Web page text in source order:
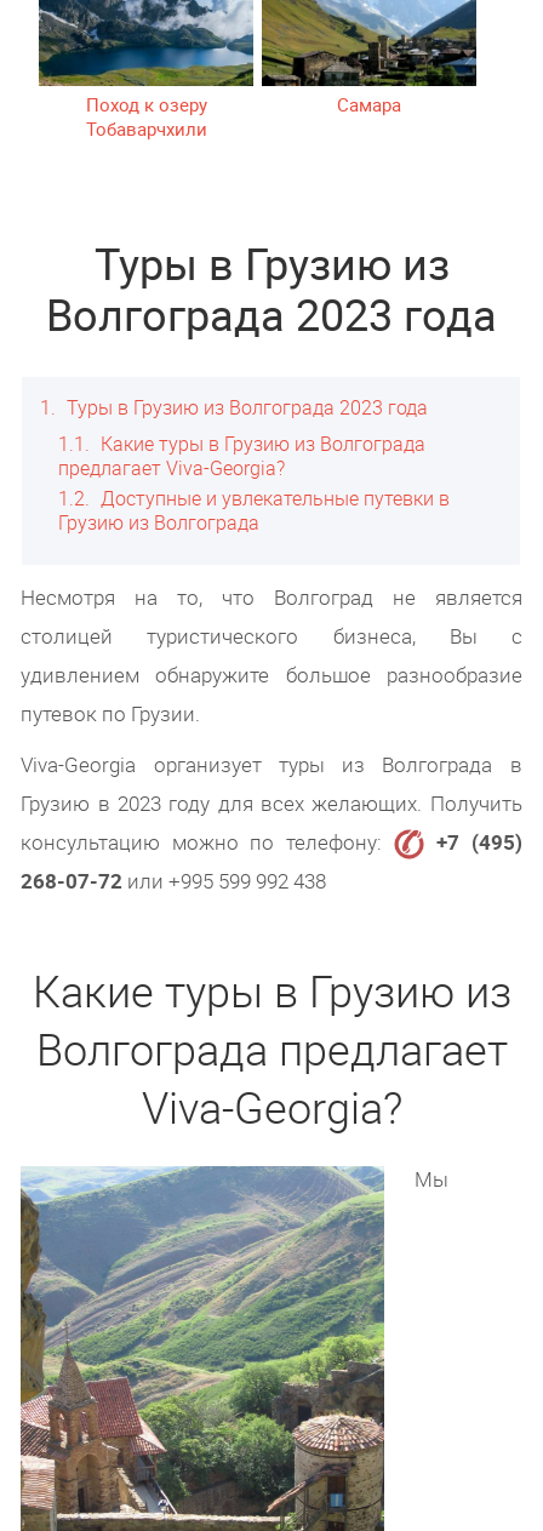
Поход к озеру
Тобаварчхили
Самара
Туры в Грузию из
Волгограда 2023 года
1
Туры в Грузию из Волгограда 2023 года
1.1
Какие туры в Грузию из Волгограда
предлагает Viva-Georgia?
1.2 Доступные и увлекательные путевки в
Грузию из Волгограда
Несмотря на то, что Волгоград не является
столицей туристического бизнеса, Вы с
удивлением обнаружите большое разнообразие
путевок по Грузии.
Viva-Georgia организует туры из Волгограда в
Грузию в 2023 году для всех желающих. Получить
консультацию можно по телефону:
+7 (495)
268-07-72 или +995 599 992 438
Какие туры в Грузию из
Волгограда предлагает
Viva-Georgia?
Мы